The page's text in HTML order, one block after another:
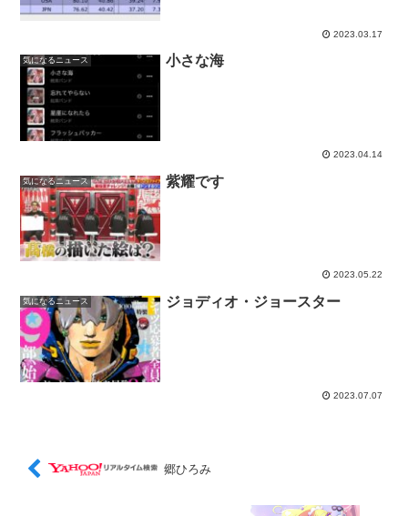
2023.03.17
気になるニュース 小さな海
2023.04.14
気になるニュース 紫耀です
2023.05.22
気になるニュース ジョディオ・ジョースター
2023.07.07
郷ひろみ